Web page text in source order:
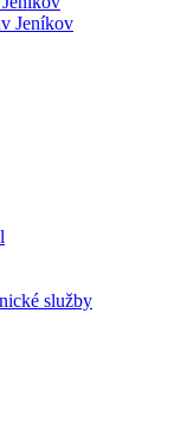
Jeníkov
služby